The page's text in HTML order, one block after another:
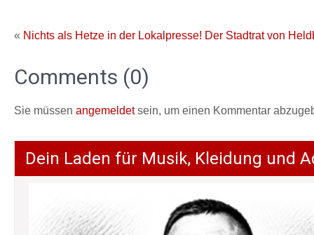
« Nichts als Hetze in der Lokalpresse! Der Stadtrat von
Comments (0)
Sie müssen angemeldetsein, um einen Kommentar
Dein Laden für Musik, Kleidung und